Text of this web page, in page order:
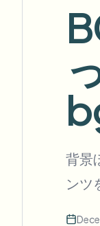
お問い
ボリ
お問
背景
ンツ